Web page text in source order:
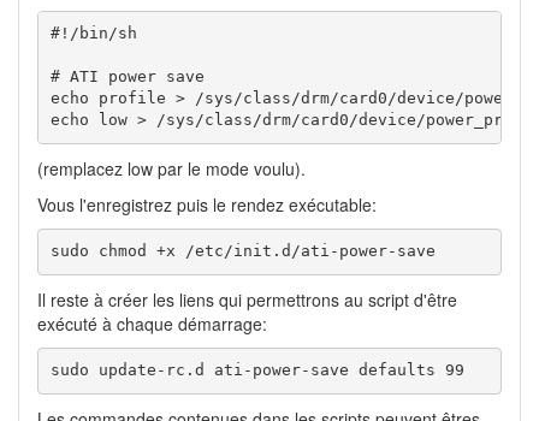
#!/bin/sh
# ATI power save
echo profile > /sys/class/drm/card0/device/
echo low > /sys/class/drm/card0/device/
(remplacez low par le mode voulu).
Vous l'enregistrez puis le rendez exécutable:
sudo chmod +x /etc/init.d/ati-power-save
Il reste à créer les liens qui permettrons au script d'être
exécuté à chaque démarrage:
sudo update-rc.d ati-power-save defaults 99